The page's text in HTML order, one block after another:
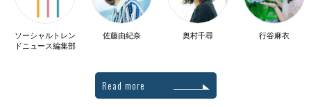
ソーシャルトレン
ドニュース編集部
佐藤由紀奈 奥村千尋 行谷麻衣
Read more